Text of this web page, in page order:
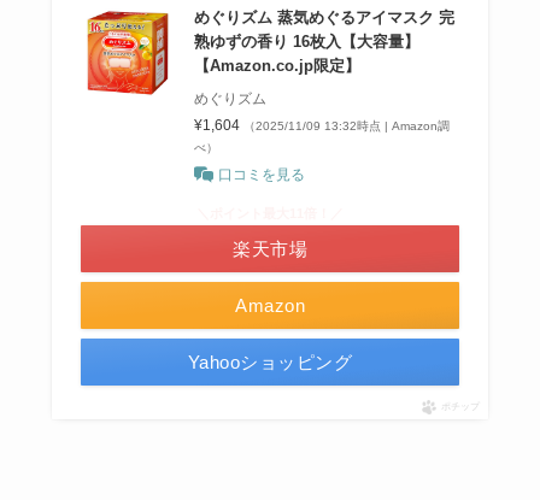
めぐりズム 蒸気めぐるアイマスク 完
熟ゆずの香り 16枚入【大容量】
【Amazon.co.jp限定】
めぐりズム
¥1,604
（2025/11/09 13:32時点 | Amazon調
べ）
口コミを見る
Amazon
楽天市場
Yahooショッピング
ポチップ